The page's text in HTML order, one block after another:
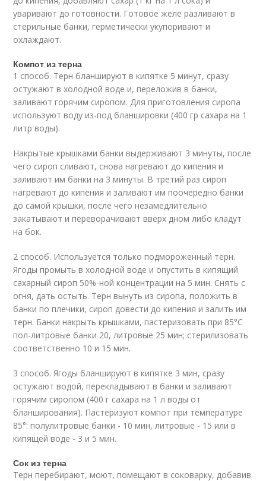
уваривают до готовности. Готовое желе разливают в
стерильные банки, герметически укупоривают и
охлаждают.
Компот из терна
1 способ. Терн бланшируют в кипятке 5 минут, сразу
остужают в холодной воде и, переложив в банки,
заливают горячим сиропом. Для приготовления сиропа
используют воду из-под бланшировки (400 гр сахара на 1
литр воды).
Накрытые крышками банки выдерживают 3 минуты, после
чего сироп сливают, снова нагревают до кипения и
заливают им банки на 3 минуты. В третий раз сироп
нагревают до кипения и заливают им поочередно банки
до самой крышки, после чего незамедлительно
закатывают и переворачивают вверх дном либо кладут
на бок.
2 способ. Используется только подмороженный терн.
Ягоды промыть в холодной воде и опустить в кипящий
сахарный сироп 50%-ной концентрации на 5 мин. Снять с
огня, дать остыть. Терн вынуть из сиропа, положить в
банки по плечики, сироп довести до кипения и залить им
терн. Банки накрыть крышками, пастеризовать при 85°С
пол-литровые банки 20, литровые 25 мин; стерилизовать
соответственно 10 и 15 мин.
3 способ. Ягоды бланшируют в кипятке 3 мин, сразу
остужают водой, перекладывают в банки и заливают
горячим сиропом (400 г сахара на 1 л воды от
бланширования). Пастеризуют компот при температуре
85°: полулитровые банки - 10 мин, литровые - 15 или в
кипящей воде - 3 и 5 мин.
Сок из терна
Терн перебирают, моют, помещают в соковарку, добавив